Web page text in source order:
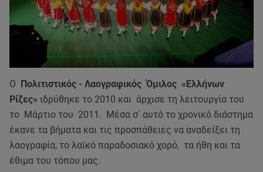
Ο
Πολιτιστικός - Λαογραφικός Όμιλος «Ελλήνων
Ρίζες» ιδρύθηκε το 2010 και άρχισε τη λειτουργία του
το Μάρτιο του 2011. Μέσα σ΄ αυτό το χρονικό διάστημα
έκανε τα βήματα και τις προσπάθειες να αναδείξει τη
λαογραφία, το λαϊκό παραδοσιακό χορό, τα ήθη και τα
έθιμα του τόπου μας.